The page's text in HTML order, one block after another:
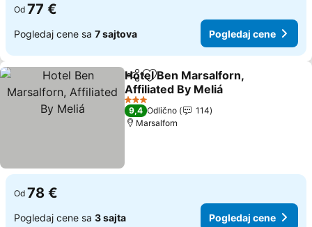
Od 77 €
Pogledaj cene sa 7 sajtova Pogledaj cene
Deli Dodati u favorite
Hotel Ben Marsalforn,
Affiliated By Meliá
3 Zvezdice
9,4 Odlično
114
Marsalforn
Od 78 €
Pogledaj cene sa 3 sajta Pogledaj cene